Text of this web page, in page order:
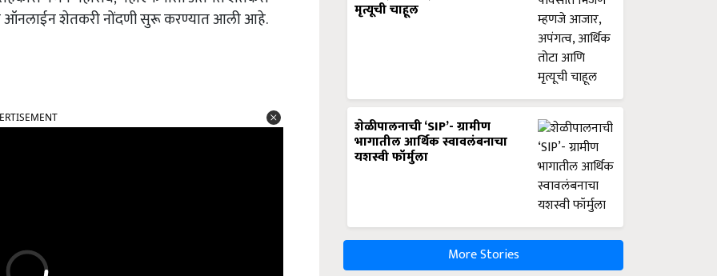
ऑनलाईन शेतकरी नोंदणी सुरू करण्यात आली आहे.
मृत्यूची चाहूल
शेळीपालनाची ‘SIP’- ग्रामीण
भागातील आर्थिक स्वावलंबनाचा
यशस्वी फॉर्मुला
More Stories